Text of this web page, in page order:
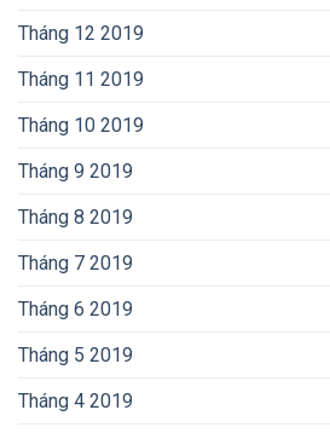
Tháng 12 2019
Tháng 11 2019
Tháng 10 2019
Tháng 9 2019
Tháng 8 2019
Tháng 7 2019
Tháng 6 2019
Tháng 5 2019
Tháng 4 2019